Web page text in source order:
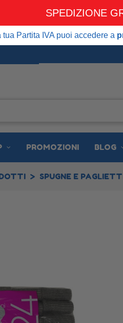
SPEDIZIONE
IVA puoi accedere aprezzi
PROMOZIONI BLOG
SPUGNE E
SPEDIZIONE
tua Partita IVA puoi accedere a